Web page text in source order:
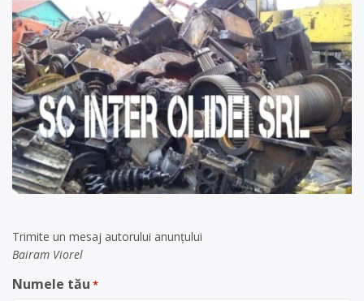
Trimite un mesaj autorului anunţului
Bairam Viorel
Numele tău *